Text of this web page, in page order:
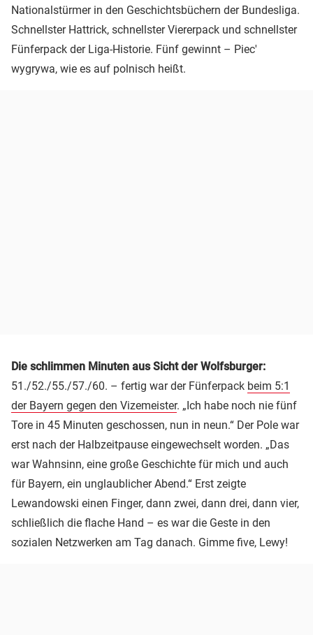
Nationalstürmer in den Geschichtsbüchern der Bundesliga.
Schnellster Hattrick, schnellster Viererpack und schnellster
Fünferpack der Liga-Historie. Fünf gewinnt – Piec'
wygrywa, wie es auf polnisch heißt.
Die schlimmen Minuten aus Sicht der Wolfsburger:
51./52./55./57./60. – fertig war der Fünferpack beim 5:1
der Bayern gegen den Vizemeister. „Ich habe noch nie fünf
Tore in 45 Minuten geschossen, nun in neun.“ Der Pole war
erst nach der Halbzeitpause eingewechselt worden. „Das
war Wahnsinn, eine große Geschichte für mich und auch
für Bayern, ein unglaublicher Abend.“ Erst zeigte
Lewandowski einen Finger, dann zwei, dann drei, dann vier,
schließlich die flache Hand – es war die Geste in den
sozialen Netzwerken am Tag danach. Gimme five, Lewy!